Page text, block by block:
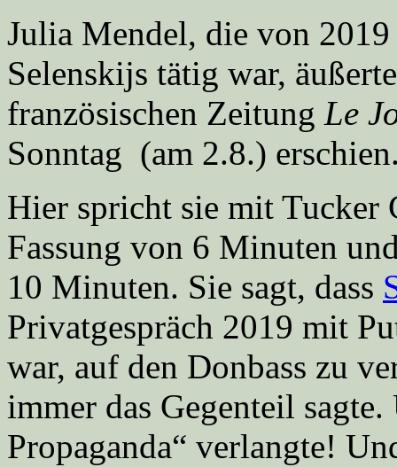
Julia Mendel, die von
Selenskijs tätig war,
französischen Zeitung Le
Sonntag (am 2.8.)
Hier spricht sie mit Tucker
Fassung von 6 Minuten
10 Minuten. Sie sagt, dass
Privatgespräch 2019 mit
war, auf den Donbass zu
immer das Gegenteil sagte.
Propaganda“ verlangte!